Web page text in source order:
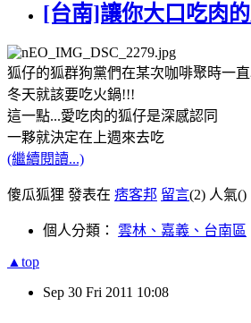
[台南]讓你大口吃肉
狐仔的狐群狗黨們在某次咖啡聚時一
冬天就該要吃火鍋!!!
這一點...愛吃肉的狐仔是深感認同
一夥就決定在上週來去吃
(繼續閱讀...)
傻瓜狐狸 發表在 痞客邦 留言(2) 人氣()
個人分類： 雲林、嘉義、台南區
▲top
Sep 30 Fri 2011 10:08